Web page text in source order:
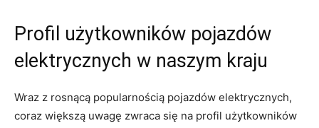
Profil użytkowników pojazdów⁣
elektrycznych w naszym kraju
Wraz z rosnącą popularnością pojazdów ​elektrycznych,
coraz większą uwagę zwraca się na ‍profil ⁤użytkowników⁢